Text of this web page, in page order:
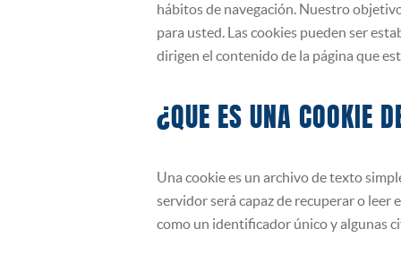
hábitos de navegación. Nuestro
para usted. Las cookies pueden ser
dirigen el contenido de la página que
¿QUE ES UNA COOKIE
Una cookie es un archivo de texto
servidor será capaz de recuperar o leer
como un identificador único y algunas